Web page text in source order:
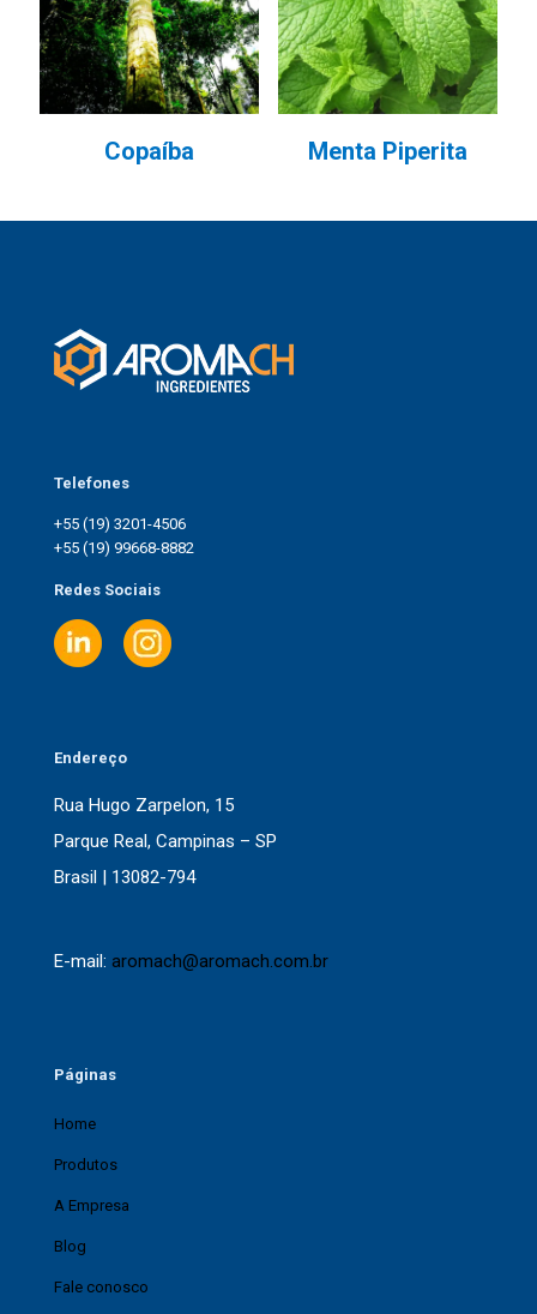
Copaíba Menta Piperita
Telefones
+55 (19) 3201-4506
+55 (19) 99668-8882
Redes Sociais
Endereço
Rua Hugo Zarpelon, 15
Parque Real, Campinas – SP
Brasil | 13082-794
E-mail: aromach@aromach.com.br
Páginas
Home
Produtos
A Empresa
Blog
Fale conosco